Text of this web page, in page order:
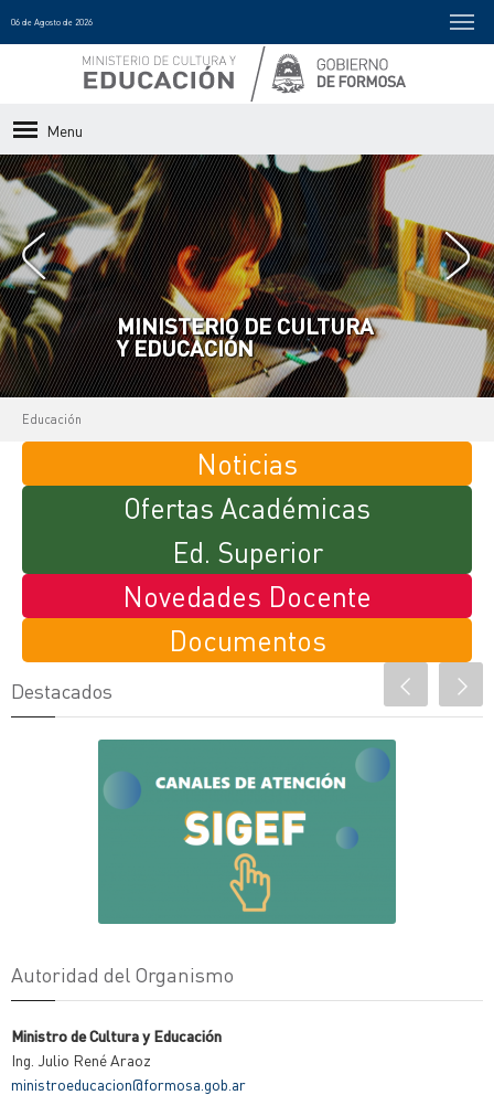
06 de Agosto de 2026
Menu
MINISTERIO DE CULTURA
Y EDUCACIÓN
Educación
Noticias
Ofertas Académicas
Ed. Superior
Novedades Docente
Documentos
Destacados
Canales de Atención SIGEF
.
Descargar
Autoridad del Organismo
Ministro de Cultura y Educación
Ing. Julio René Araoz
ministroeducacion@formosa.gob.ar